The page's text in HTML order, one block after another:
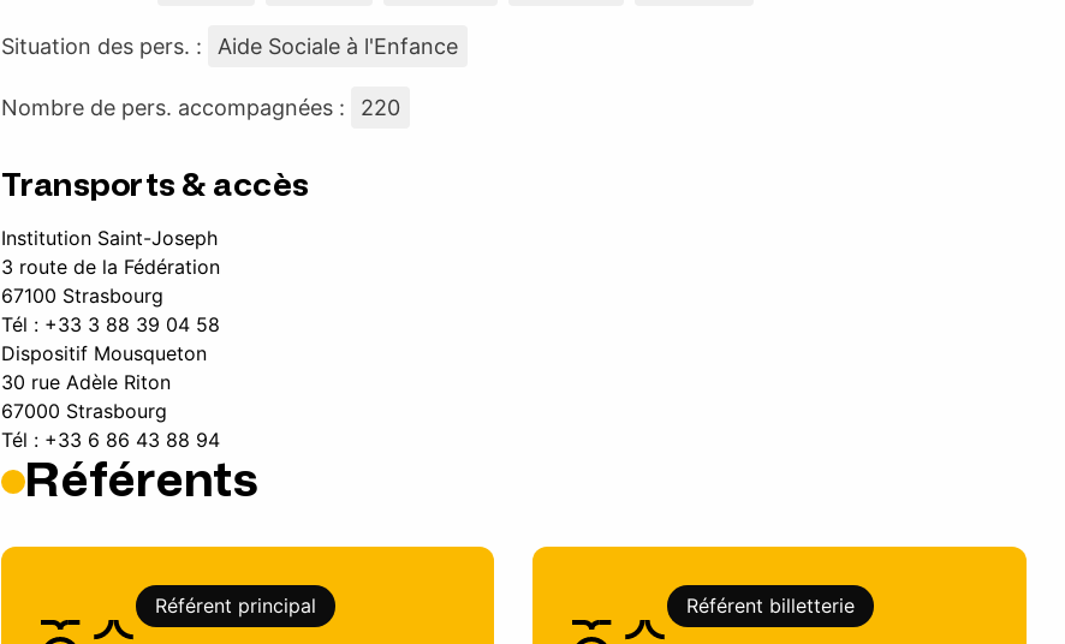
Situation des pers. : Aide Sociale à l'Enfance
Nombre de pers. accompagnées : 220
Transports & accès
Institution Saint-Joseph
3 route de la Fédération
67100 Strasbourg
Tél : +33 3 88 39 04 58
Dispositif Mousqueton
30 rue Adèle Riton
67000 Strasbourg
Tél : +33 6 86 43 88 94
Référents
Référent principal Référent billetterie